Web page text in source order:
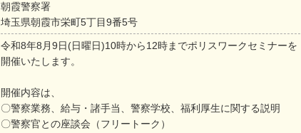
朝霞警察署
埼玉県朝霞市栄町5丁目9番5号
令和8年8月9日(日曜日)10時から12時までポリスワークセミナーを
開催いたします。
開催内容は、
〇警察業務、給与・諸手当、警察学校、福利厚生に関する説明
〇警察官との座談会（フリートーク）